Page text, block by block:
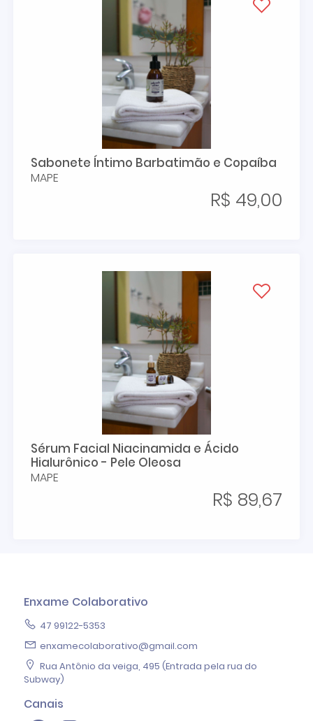
Sabonete Íntimo Barbatimão e Copaíba
MAPE
R$ 49,00
Sérum Facial Niacinamida e Ácido
Hialurônico - Pele Oleosa
MAPE
R$ 89,67
Enxame Colaborativo
47 99122-5353
enxamecolaborativo@gmail.com
Rua Antônio da veiga, 495 (Entrada pela rua do
Subway)
Canais